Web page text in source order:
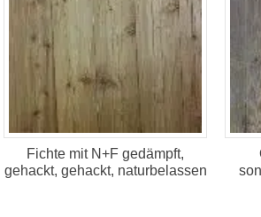
Fichte mit N+F gedämpft,
gehackt, gehackt, naturbelassen